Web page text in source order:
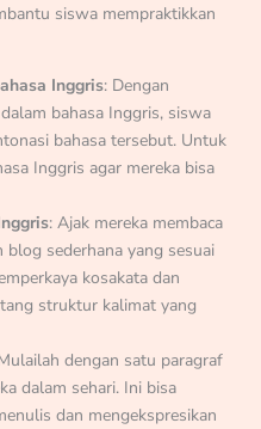
siswa mempraktikkan
Inggris: Dengan
bahasa Inggris, siswa
bahasa tersebut. Untuk
Inggris agar mereka bisa
: Ajak mereka membaca
blog sederhana yang sesuai
kosakata dan
struktur kalimat yang
dengan satu paragraf
dalam sehari. Ini bisa
dan mengekspresikan